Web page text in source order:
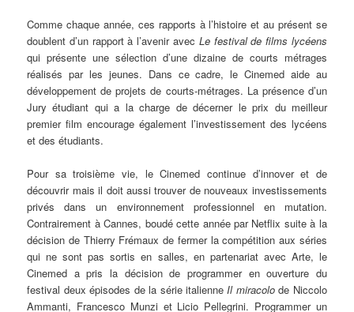
Comme chaque année, ces rapports à l’histoire et au présent se
doublent d’un rapport à l’avenir avec Le festival de films lycéens
qui présente une sélection d’une dizaine de courts métrages
réalisés par les jeunes. Dans ce cadre, le Cinemed aide au
développement de projets de courts-métrages. La présence d’un
Jury étudiant qui a la charge de décerner le prix du meilleur
premier film encourage également l’investissement des lycéens
et des étudiants.
Pour sa troisième vie, le Cinemed continue d’innover et de
découvrir mais il doit aussi trouver de nouveaux investissements
privés dans un environnement professionnel en mutation.
Contrairement à Cannes, boudé cette année par Netflix suite à la
décision de Thierry Frémaux de fermer la compétition aux séries
qui ne sont pas sortis en salles, en partenariat avec Arte, le
Cinemed a pris la décision de programmer en ouverture du
festival deux épisodes de la série italienneIl miracolode Niccolo
Ammanti, Francesco Munzi et Licio Pellegrini. Programmer un